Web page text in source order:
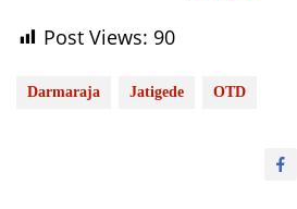
Post Views: 90
Darmaraja Jatigede OTD